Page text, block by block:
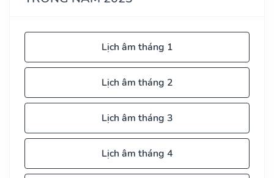
Lịch âm tháng 1
Lịch âm tháng 2
Lịch âm tháng 3
Lịch âm tháng 4